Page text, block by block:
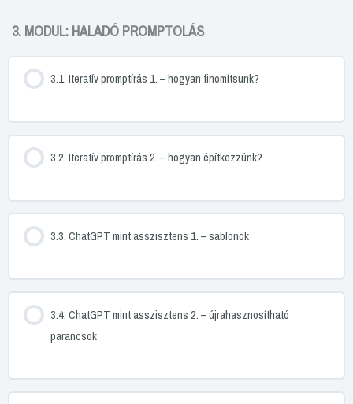
3. MODUL: HALADÓ PROMPTOLÁS
3.1. Iteratív promptírás 1. – hogyan finomítsunk?
3.2. Iteratív promptírás 2. – hogyan építkezzünk?
3.3. ChatGPT mint asszisztens 1. – sablonok
3.4. ChatGPT mint asszisztens 2. – újrahasznosítható
parancsok